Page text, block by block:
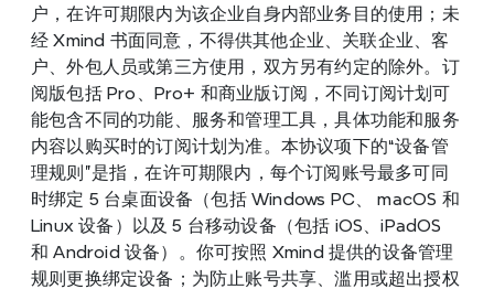
户，在许可期限内为该企业自身内部业务目的使用；未
经 Xmind 书面同意，不得供其他企业、关联企业、客
户、外包人员或第三方使用，双方另有约定的除外。订
阅版包括 Pro、Pro+ 和商业版订阅，不同订阅计划可
能包含不同的功能、服务和管理工具，具体功能和服务
内容以购买时的订阅计划为准。本协议项下的“设备管
理规则”是指，在许可期限内，每个订阅账号最多可同
时绑定 5 台桌面设备（包括 Windows PC、 macOS 和
Linux 设备）以及 5 台移动设备（包括 iOS、iPadOS
和 Android 设备）。你可按照 Xmind 提供的设备管理
规则更换绑定设备；为防止账号共享、滥用或超出授权